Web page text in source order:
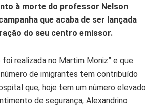
à morte do professor Nelson
que acaba de ser lançada
do seu centro emissor.
realizada no Martim Moniz” e que
de imigrantes tem contribuído
que, hoje tem um número elevado
de segurança, Alexandrino